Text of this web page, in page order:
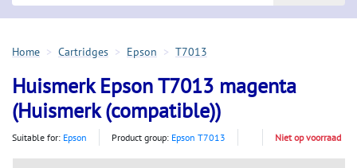
Home Cartridges Epson T7013
Huismerk Epson T7013 magenta
(Huismerk (compatible))
Suitable for: Epson Product group: Epson T7013 Niet op voorraad